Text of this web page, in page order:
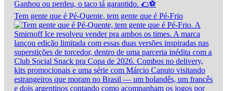
Tem gente que é Pé-Quente, tem gente que é Pé-Frio